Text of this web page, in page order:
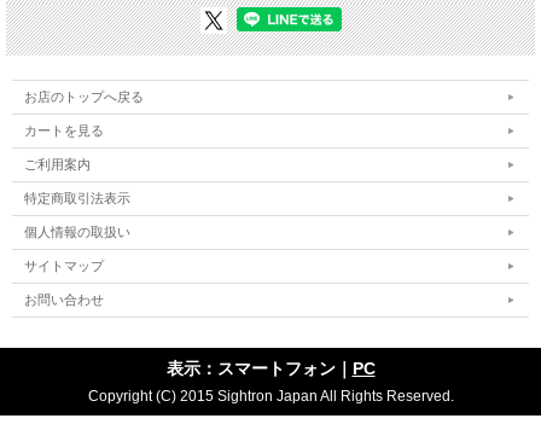
お店のトップへ戻る
カートを見る
ご利用案内
特定商取引法表示
個人情報の取扱い
サイトマップ
お問い合わせ
表示：スマートフォン｜ PC
Copyright (C) 2015 Sightron Japan All Rights Reserved.